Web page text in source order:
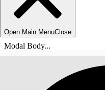
Open Main MenuClose
Modal Body...